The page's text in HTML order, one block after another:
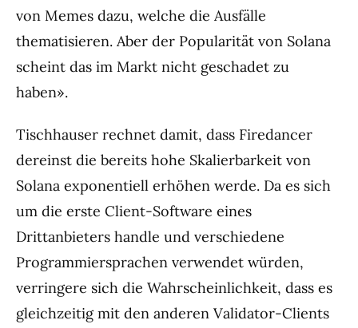
von Memes dazu, welche die Ausfälle
thematisieren. Aber der Popularität von Solana
scheint das im Markt nicht geschadet zu
haben».
Tischhauser rechnet damit, dass Firedancer
dereinst die bereits hohe Skalierbarkeit von
Solana exponentiell erhöhen werde. Da es sich
um die erste Client-Software eines
Drittanbieters handle und verschiedene
Programmiersprachen verwendet würden,
verringere sich die Wahrscheinlichkeit, dass es
gleichzeitig mit den anderen Validator-Clients